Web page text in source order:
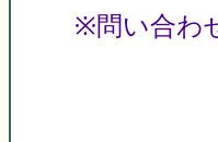
※問い合わ